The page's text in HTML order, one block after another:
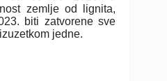
zemlje od lignita,
biti zatvorene sve
jedne.